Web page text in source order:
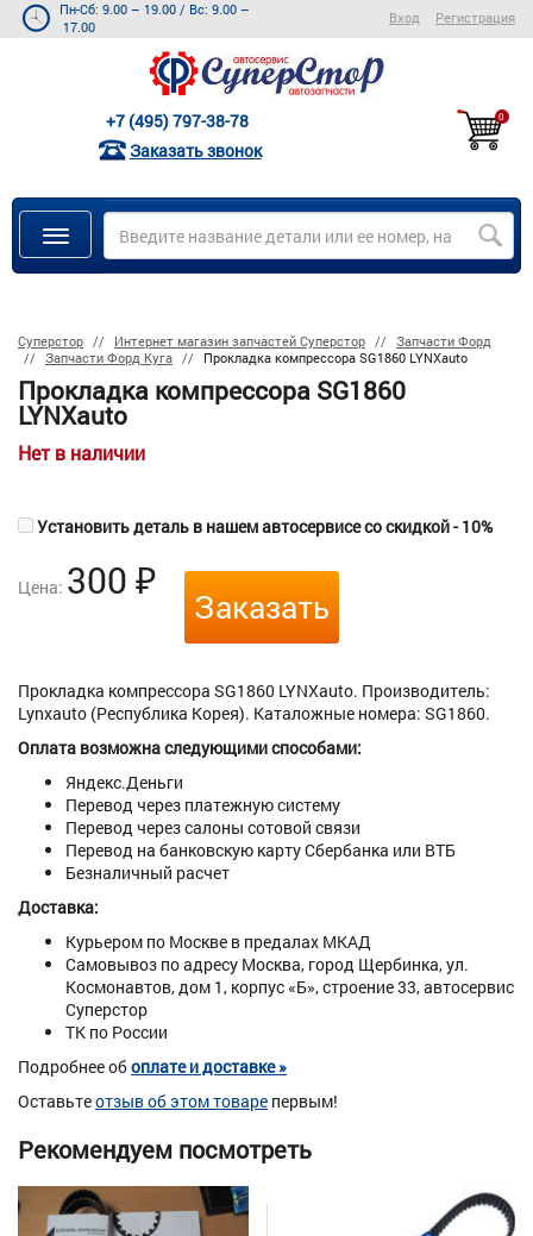
Пн-Сб: 9.00 – 19.00 / Вс: 9.00 –
17.00
Вход Регистрация
+7 (495) 797-38-78
Заказать звонок
0
Суперстор Интернет магазин запчастей Суперстор
Запчасти Форд
Запчасти Форд Куга
Прокладка компрессора SG1860 LYNXauto
Прокладка компрессора SG1860
LYNXauto
Нет в наличии
Установить деталь в нашем автосервисе со скидкой - 10%
Цена: 300 ₽
Заказать
Прокладка компрессора SG1860 LYNXauto. Производитель:
Lynxauto (Республика Корея). Каталожные номера: SG1860.
Оплата возможна следующими способами:
Яндекс.Деньги
Перевод через платежную систему
Перевод через салоны сотовой связи
Перевод на банковскую карту Сбербанка или ВТБ
Безналичный расчет
Доставка:
Курьером по Москве в предалах МКАД
Самовывоз по адресу Москва, город Щербинка, ул.
Космонавтов, дом 1, корпус «Б», строение 33, автосервис
Суперстор
ТК по России
Подробнее обоплате и доставке »
Оставьтеотзыв об этом товаре первым!
Рекомендуем посмотреть